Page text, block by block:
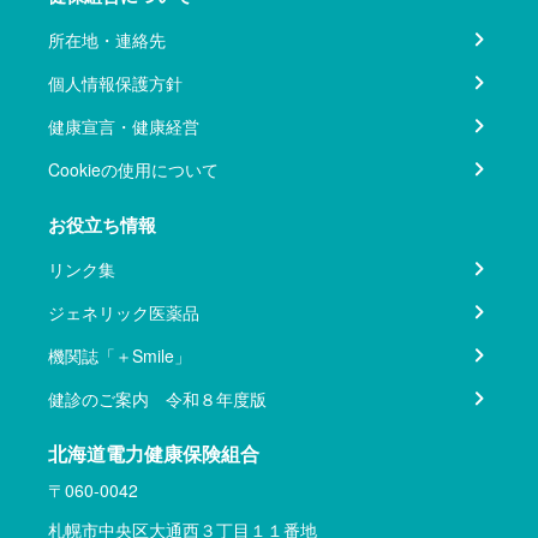
所在地・連絡先
個人情報保護方針
健康宣言・健康経営
Cookieの使用について
お役立ち情報
リンク集
ジェネリック医薬品
機関誌「＋Smile」
健診のご案内 令和８年度版
北海道電力健康保険組合
〒060-0042
札幌市中央区大通西３丁目１１番地